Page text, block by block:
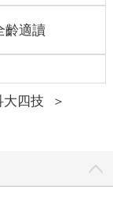
齡適讀
大四技
＞